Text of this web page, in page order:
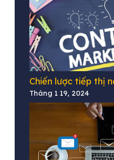
Chiến lược tiếp thị
Tháng 1 19, 2024